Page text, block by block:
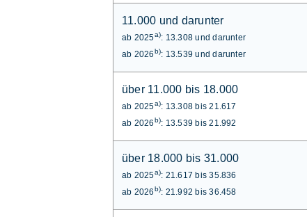
11.000 und darunter
ab 2025a): 13.308 und darunter
ab 2026b): 13.539 und darunter
über 11.000 bis 18.000
ab 2025a): 13.308 bis 21.617
ab 2026b): 13.539 bis 21.992
über 18.000 bis 31.000
ab 2025a): 21.617 bis 35.836
ab 2026b): 21.992 bis 36.458